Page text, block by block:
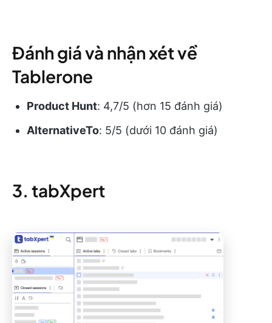
Đánh giá và nhận xét về
Tablerone
Product Hunt: 4,7/5 (hơn 15 đánh giá)
AlternativeTo: 5/5 (dưới 10 đánh giá)
3. tabXpert